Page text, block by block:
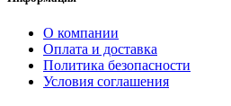
О компании
Оплата и доставка
Политика безопасности
Условия соглашения